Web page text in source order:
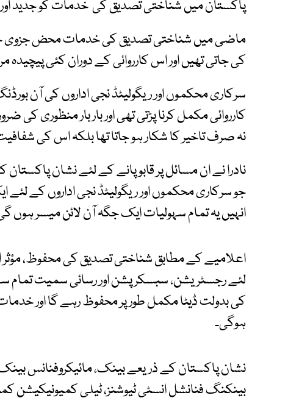
پاکستان میں شناختی تصدیق کی خدمات کو جدید اور
ماضی میں شناختی تصدیق کی خدمات محض جزوی
کی جاتی تھیں اور اس کارروائی کے دوران کئی پیچیدہ
سرکاری محکموں اور ریگولیٹڈ نجی اداروں کی آن
کارروائی مکمل کرنا پڑتی تھی اور بار بار
نہ صرف تاخیر کا شکار ہو جاتا تھا بلکہ اس کی
نادرا نے ان مسائل پر قابو پانے کے لئے نشان
جو سرکاری محکموں اور ریگولیٹڈ نجی اداروں کے
انہیں یہ تمام سہولیات ایک جگہ آن لائن میسر ہوں
اعلامیے کے مطابق شناختی تصدیق کی محفوظ،
لئے رجسٹریشن، سبسکرپشن اور رسائی سمیت تمام
کی بدولت ڈیٹا مکمل طور پر محفوظ رہے گا اور
ہوگی۔
نشان پاکستان کے ذریعے بینک، مائیکروفنانس
بینکنگ فنانشل انسٹی ٹیوشنز، ٹیلی کمیونیکیشن